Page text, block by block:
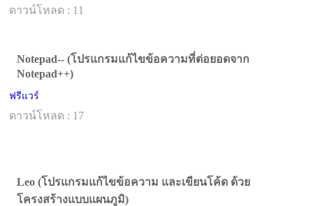
ดาวน์โหลด : 11
Notepad-- (โปรแกรมแก้ไขข้อความที่ต่อยอดจาก
Notepad++)
ฟรีแวร์
ดาวน์โหลด : 17
Leo (โปรแกรมแก้ไขข้อความ และเขียนโค้ด ด้วย
โครงสร้างแบบแผนภูมิ)